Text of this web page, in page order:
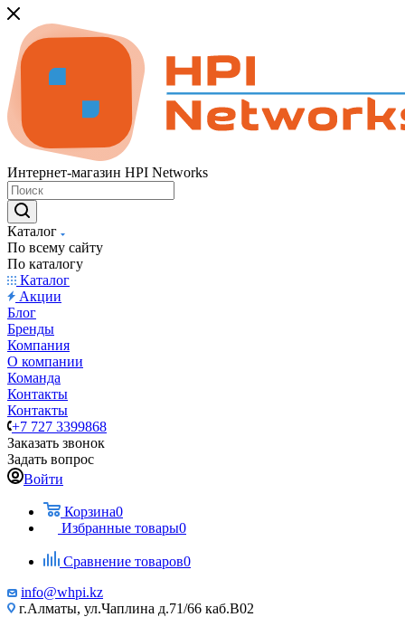
Интернет-магазин HPI Networks
Каталог
По всему сайту
По каталогу
Каталог
Акции
Блог
Бренды
Компания
О компании
Команда
Контакты
Контакты
+7 727 3399868
Заказать звонок
Задать вопрос
Войти
Корзина0
Избранные товары0
Сравнение товаров0
info@whpi.kz
г.Алматы, ул.Чаплина д.71/66 каб.B02